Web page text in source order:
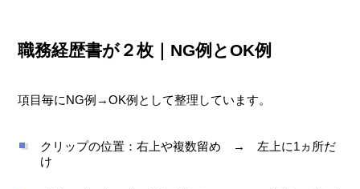
職務経歴書が２枚｜NG例とOK例
項目毎にNG例→OK例として整理しています。
クリップの位置：右上や複数留め → 左上に1ヵ所だ
け